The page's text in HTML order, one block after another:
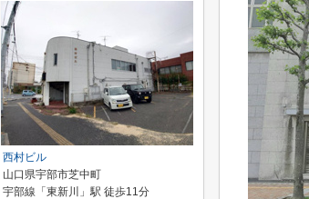
西村ビル
山口県宇部市芝中町
宇部線「東新川」駅 徒歩11分